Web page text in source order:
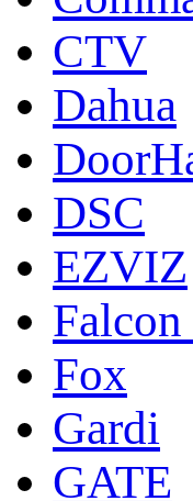
CTV
Dahua
DSC
EZVIZ
Falcon
Fox
Gardi
GATE